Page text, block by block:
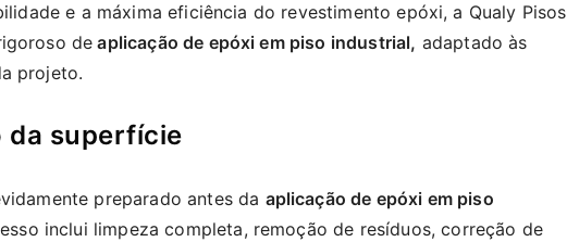
e a máxima eficiência do revestimento epóxi, a Qualy Pisos
de aplicação de epóxi em piso industrial, adaptado às
projeto.
da superfície
preparado antes da aplicação de epóxi em piso
inclui limpeza completa, remoção de resíduos, correção de